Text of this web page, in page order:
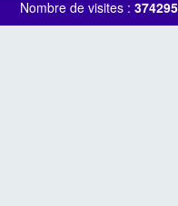
Nombre de visites : 374295